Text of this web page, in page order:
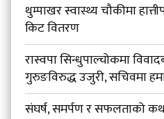
थुम्पाखर स्वास्थ्य चौकीमा
किट वितरण
रास्वपा सिन्धुपाल्चोकमा
गुरुङविरुद्ध उजुरी, सचिवमा
संघर्ष, समर्पण र सफलताको